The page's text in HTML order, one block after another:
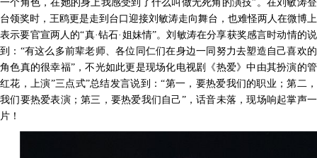
一个角色，在她的身上我感受到了什么叫做无死角的演技”。在刘敏涛登
台领奖时，王鸥更是走到台口迎接刘敏涛走向舞台，也难怪两人在微博上
表示要官宣两人的“真·钻石·姐妹情”。刘敏涛在分享获奖感言时动情的说
到：“有这么多前辈老师、各位同仁们在身边一同努力去塑造自己喜欢的
角色真的很幸福”，不光如此更是现场化电视剧《热爱》中由其扮演的管
红花，上演”三点式”总结发言说到：“第一，要热爱我们的职业；第二，
我们要热爱表演；第三，要热爱我们自己”，话音未落，现场响起掌声一
片！